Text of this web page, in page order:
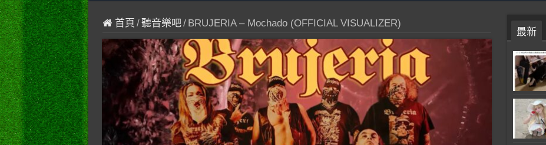
首頁 /聽音樂吧/ BRUJERIA – Mochado (OFFICIAL VISUALIZER)
最新